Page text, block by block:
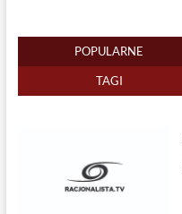
POPULARNE
TAGI